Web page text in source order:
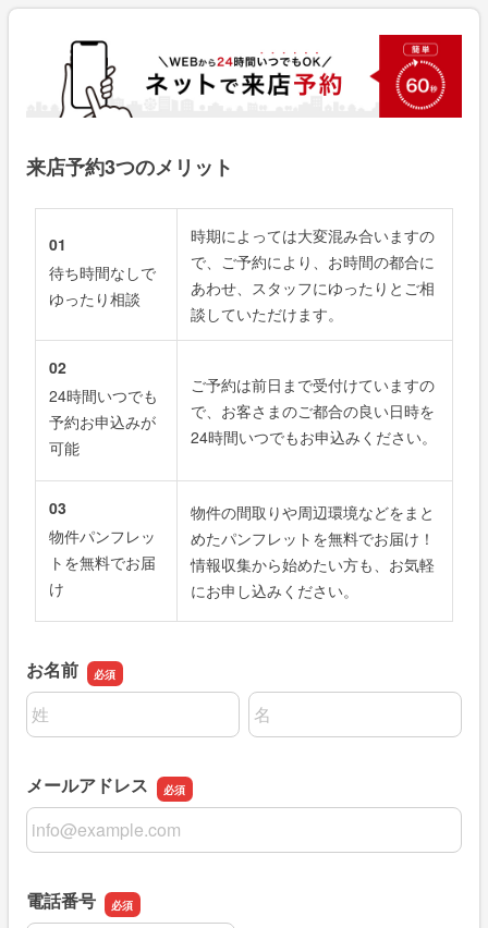
来店予約3つのメリット
01
待ち時間なしで
ゆったり相談
時期によっては大変混み合いますの
で、ご予約により、お時間の都合に
あわせ、スタッフにゆったりとご相
談していただけます。
02
24時間いつでも
予約お申込みが
可能
ご予約は前日まで受付けていますの
で、お客さまのご都合の良い日時を
24時間いつでもお申込みください。
03
物件パンフレッ
トを無料でお届
け
物件の間取りや周辺環境などをまと
めたパンフレットを無料でお届け！
情報収集から始めたい方も、お気軽
にお申し込みください。
お名前
名前の姓
名前の名
メールアドレス
メールアドレス
電話番号